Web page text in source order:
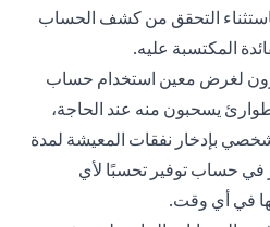
التحقق من كشف الحساب
المكتسبة عليه.
لغرض معين استخدام حساب
يسحبون منه عند الحاجة،
بإدخار نفقات المعيشة لمدة
في حساب توفير تحسبًا لأي
في أي وقت.